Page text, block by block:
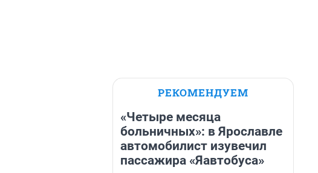
РЕКОМЕНДУЕМ
«Четыре месяца
больничных»: в Ярославле
автомобилист изувечил
пассажира «Яавтобуса»